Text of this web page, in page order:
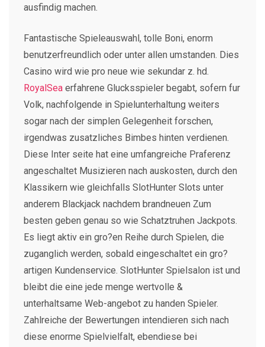
ausfindig machen.
Fantastische Spieleauswahl, tolle Boni, enorm
benutzerfreundlich oder unter allen umstanden. Dies
Casino wird wie pro neue wie sekundar z. hd.
RoyalSea erfahrene Glucksspieler begabt, sofern fur
Volk, nachfolgende in Spielunterhaltung weiters
sogar nach der simplen Gelegenheit forschen,
irgendwas zusatzliches Bimbes hinten verdienen.
Diese Inter seite hat eine umfangreiche Praferenz
angeschaltet Musizieren nach auskosten, durch den
Klassikern wie gleichfalls SlotHunter Slots unter
anderem Blackjack nachdem brandneuen Zum
besten geben genau so wie Schatztruhen Jackpots.
Es liegt aktiv ein gro?en Reihe durch Spielen, die
zuganglich werden, sobald eingeschaltet ein gro?
artigen Kundenservice. SlotHunter Spielsalon ist und
bleibt die eine jede menge wertvolle &
unterhaltsame Web-angebot zu handen Spieler.
Zahlreiche der Bewertungen intendieren sich nach
diese enorme Spielvielfalt, ebendiese bei